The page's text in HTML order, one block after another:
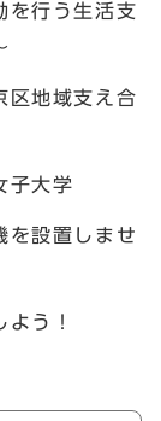
を行う生活支
区地域支え合
子大学
を設置しませ
う！